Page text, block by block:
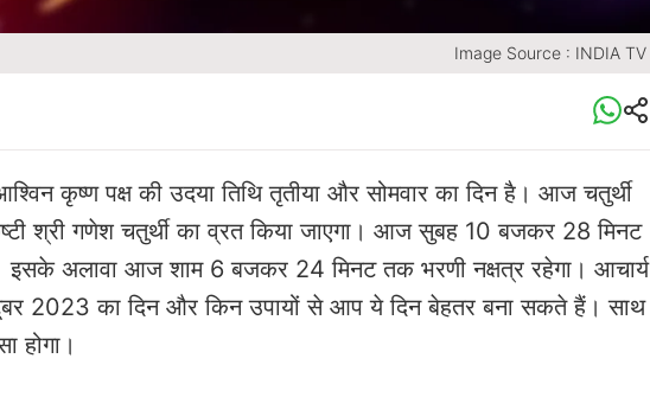
Image Source : INDIA TV
कृष्ण पक्ष की उदया तिथि तृतीया और सोमवार का दिन है। आज चतुर्थी
श्री गणेश चतुर्थी का व्रत किया जाएगा। आज सुबह 10 बजकर 28 मिनट
इसके अलावा आज शाम 6 बजकर 24 मिनट तक भरणी नक्षत्र रहेगा। आचार्य
2023 का दिन और किन उपायों से आप ये दिन बेहतर बना सकते हैं। साथ
होगा।